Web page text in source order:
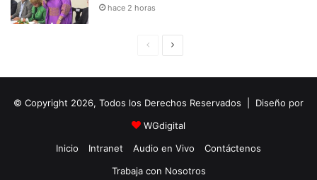
hace 2 horas
i
n
a
u
i
e
© Copyright 2026, Todos los Derechos Reservados | Diseño por
WGdigital
Inicio
Intranet Audio en Vivo
Contáctenos
Trabaja con Nosotros